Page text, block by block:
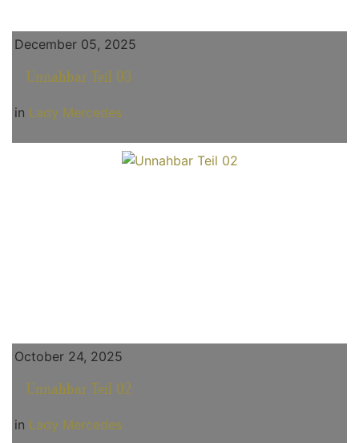
December 05, 2025
Unnahbar Teil 03
in Lady Mercedes
October 24, 2025
Unnahbar Teil 02
in Lady Mercedes